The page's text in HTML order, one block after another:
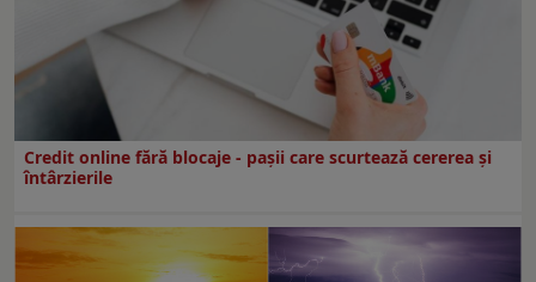
Credit online fără blocaje - pașii care scurtează cererea și
întârzierile